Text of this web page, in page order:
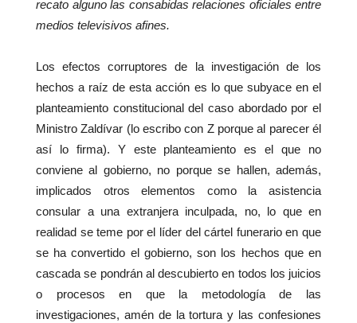
recato alguno las consabidas relaciones oficiales entre
medios televisivos afines.
Los efectos corruptores de la investigación de los
hechos a raíz de esta acción es lo que subyace en el
planteamiento constitucional del caso abordado por el
Ministro Zaldívar (lo escribo con Z porque al parecer él
así lo firma). Y este planteamiento es el que no
conviene al gobierno, no porque se hallen, además,
implicados otros elementos como la asistencia
consular a una extranjera inculpada, no, lo que en
realidad se teme por el líder del cártel funerario en que
se ha convertido el gobierno, son los hechos que en
cascada se pondrán al descubierto en todos los juicios
o procesos en que la metodología de las
investigaciones, amén de la tortura y las confesiones